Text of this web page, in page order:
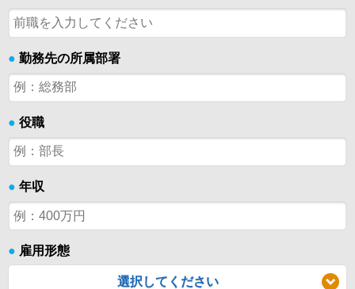
● 勤務先の所属部署
● 役職
● 年収
● 雇用形態
選択してください